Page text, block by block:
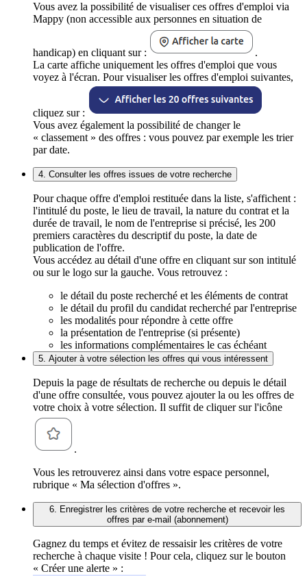
Vous avez la possibilité de visualiser ces offres d'emploi via
Mappy (non accessible aux personnes en situation de
handicap) en cliquant sur :
.
La carte affiche uniquement les offres d'emploi que vous
voyez à l'écran. Pour visualiser les offres d'emploi suivantes,
cliquez sur :
Vous avez également la possibilité de changer le
« classement » des offres : vous pouvez par exemple les trier
par date.
4. Consulter les offres issues de votre recherche
Pour chaque offre d'emploi restituée dans la liste, s'affichent :
l'intitulé du poste, le lieu de travail, la nature du contrat et la
durée de travail, le nom de l'entreprise si précisé, les 200
premiers caractères du descriptif du poste, la date de
publication de l'offre.
Vous accédez au détail d'une offre en cliquant sur son intitulé
ou sur le logo sur la gauche. Vous retrouvez :
le détail du poste recherché et les éléments de contrat
le détail du profil du candidat recherché par l'entreprise
les modalités pour répondre à cette offre
la présentation de l'entreprise (si présente)
les informations complémentaires le cas échéant
5. Ajouter à votre sélection les offres qui vous intéressent
Depuis la page de résultats de recherche ou depuis le détail
d'une offre consultée, vous pouvez ajouter la ou les offres de
votre choix à votre sélection. Il suffit de cliquer sur l'icône
.
Vous les retrouverez ainsi dans votre espace personnel,
rubrique « Ma sélection d'offres ».
6. Enregistrer les critères de votre recherche et recevoir les
offres par e-mail (abonnement)
Gagnez du temps et évitez de ressaisir les critères de votre
recherche à chaque visite ! Pour cela, cliquez sur le bouton
« Créer une alerte » :